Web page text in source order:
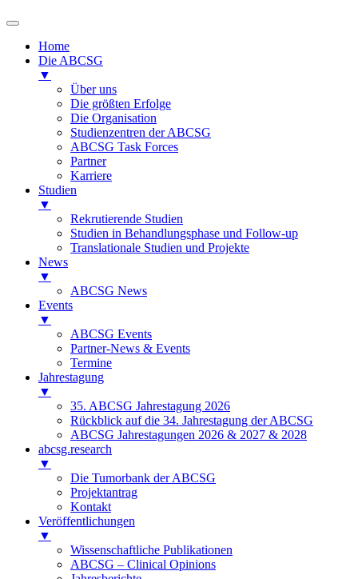
Home
Die ABCSG
▼
Über uns
Die größten Erfolge
Die Organisation
Studienzentren der ABCSG
ABCSG Task Forces
Partner
Karriere
Studien
▼
Rekrutierende Studien
Studien in Behandlungsphase und Follow-up
Translationale Studien und Projekte
News
▼
ABCSG News
Events
▼
ABCSG Events
Partner-News & Events
Termine
Jahrestagung
▼
35. ABCSG Jahrestagung 2026
Rückblick auf die 34. Jahrestagung der ABCSG
ABCSG Jahrestagungen 2026 & 2027 & 2028
abcsg.research
▼
Die Tumorbank der ABCSG
Projektantrag
Kontakt
Veröffentlichungen
▼
Wissenschaftliche Publikationen
ABCSG – Clinical Opinions